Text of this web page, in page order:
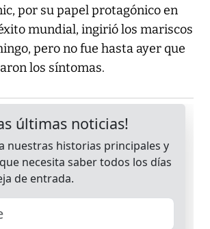
por su papel protagónico en
mundial, ingirió los mariscos
pero no fue hasta ayer que
los síntomas.